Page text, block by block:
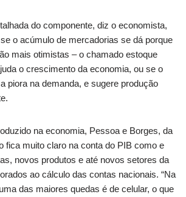
do componente, diz o economista,
o acúmulo de mercadorias se dá porque
mais otimistas – o chamado estoque
o crescimento da economia, ou se o
piora na demanda, e sugere produção
na economia, Pessoa e Borges, da
fica muito claro na conta do PIB como e
novos produtos e até novos setores da
ao cálculo das contas nacionais. “Na
das maiores quedas é de celular, o que